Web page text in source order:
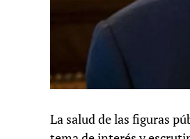
La salud de las figuras